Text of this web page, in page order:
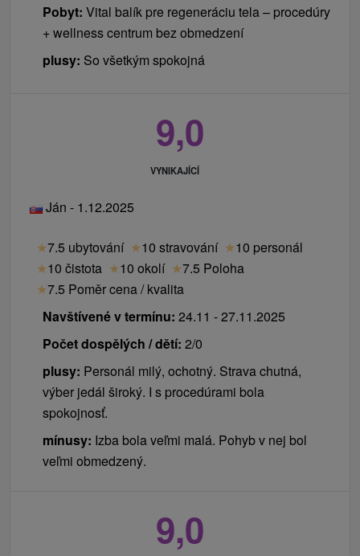
Pobyt: Vital balík pre regeneráciu tela – procedúry
+ wellness centrum bez obmedzení
plusy: So všetkým spokojná
9,0
VYNIKAJÍCÍ
Ján - 1.12.2025
★7.5 ubytování ★10 stravování ★10 personál
★10 čistota ★10 okolí ★7.5 Poloha
★7.5 Poměr cena / kvalita
Navštívené v termínu: 24.11 - 27.11.2025
Počet dospělých / dětí: 2/0
plusy: Personál milý, ochotný. Strava chutná,
výber jedál široký. I s procedúrami bola
spokojnosť.
mínusy: Izba bola veľmi malá. Pohyb v nej bol
veľmi obmedzený.
9,0